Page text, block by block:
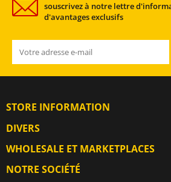
souscrivez à notre lettre
d'avantages exclusifs
STORE INFORMATION
DIVERS
WHOLESALE ET MARKETPLACES
NOTRE SOCIÉTÉ